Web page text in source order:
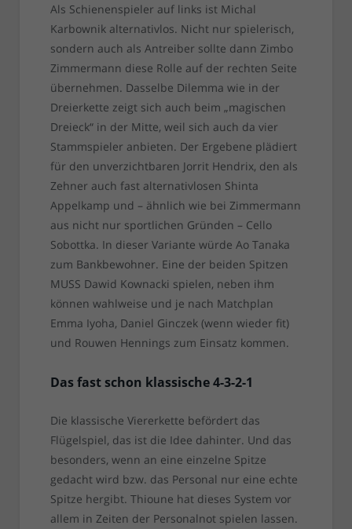
Als Schienenspieler auf links ist Michal
Karbownik alternativlos. Nicht nur spielerisch,
sondern auch als Antreiber sollte dann Zimbo
Zimmermann diese Rolle auf der rechten Seite
übernehmen. Dasselbe Dilemma wie in der
Dreierkette zeigt sich auch beim „magischen
Dreieck“ in der Mitte, weil sich auch da vier
Stammspieler anbieten. Der Ergebene plädiert
für den unverzichtbaren Jorrit Hendrix, den als
Zehner auch fast alternativlosen Shinta
Appelkamp und – ähnlich wie bei Zimmermann
aus nicht nur sportlichen Gründen – Cello
Sobottka. In dieser Variante würde Ao Tanaka
zum Bankbewohner. Eine der beiden Spitzen
MUSS Dawid Kownacki spielen, neben ihm
können wahlweise und je nach Matchplan
Emma Iyoha, Daniel Ginczek (wenn wieder fit)
und Rouwen Hennings zum Einsatz kommen.
Das fast schon klassische 4-3-2-1
Die klassische Viererkette befördert das
Flügelspiel, das ist die Idee dahinter. Und das
besonders, wenn an eine einzelne Spitze
gedacht wird bzw. das Personal nur eine echte
Spitze hergibt. Thioune hat dieses System vor
allem in Zeiten der Personalnot spielen lassen.